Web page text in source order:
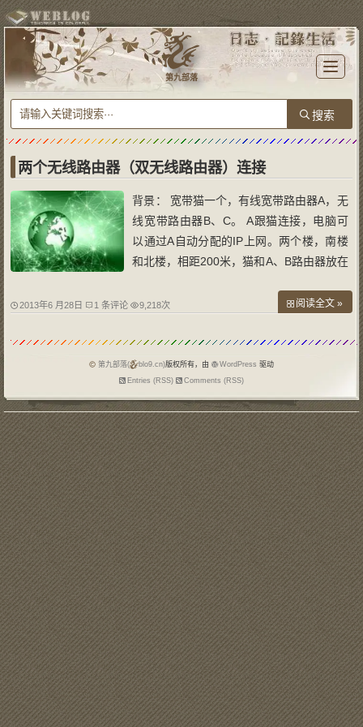
T
o
l
e
n
i
n
第九部落
两个无线路由器（双无线路由器）连接
背景： 宽带猫一个，有线宽带路由器A，无
线宽带路由器B、C。 A跟猫连接，电脑可
以通过A自动分配的IP上网。两个楼，南楼
和北楼，相距200米，猫和A、B路由器放在
有线或者无线连接到路由器A和B，北楼的
和设置： A的LAN设置：IP默认192.168.1.
1，
2013年6 月28日 1 条评论 9,218次 阅读全文 »
第九部落( blo9.cn)版权所有，由 WordPress 驱动
Entries (RSS)
Comments (RSS)